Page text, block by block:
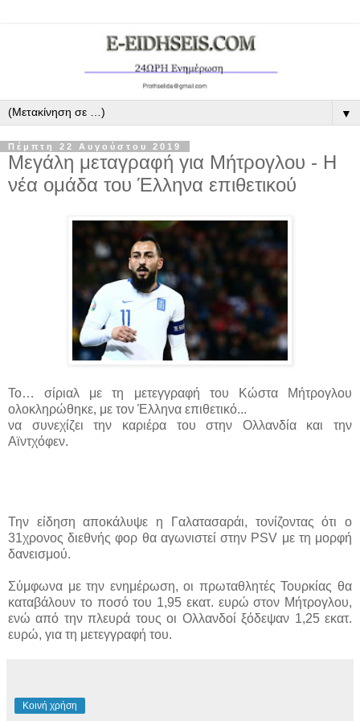
▼
Πέμπτη 22 Αυγούστου 2019
Μεγάλη μεταγραφή για Μήτρογλου - Η
νέα ομάδα του Έλληνα επιθετικού
Το… σίριαλ με τη μετεγγραφή του Κώστα Μήτρογλου
ολοκληρώθηκε, με τον Έλληνα επιθετικό...
να συνεχίζει την καριέρα του στην Ολλανδία και την
Αϊντχόφεν.
Την είδηση αποκάλυψε η Γαλατασαράι, τονίζοντας ότι ο
31χρονος διεθνής φορ θα αγωνιστεί στην PSV με τη μορφή
δανεισμού.
Σύμφωνα με την ενημέρωση, οι πρωταθλητές Τουρκίας θα
καταβάλουν το ποσό του 1,95 εκατ. ευρώ στον Μήτρογλου,
ενώ από την πλευρά τους οι Ολλανδοί ξόδεψαν 1,25 εκατ.
ευρώ, για τη μετεγγραφή του.
Κοινή χρήση